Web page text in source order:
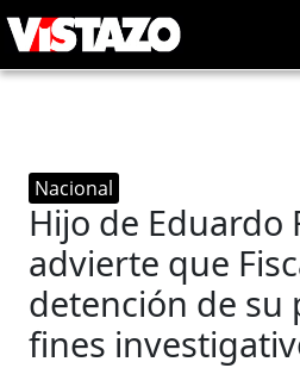
Nacional
Hijo de Eduardo
advierte que
detención de su
fines